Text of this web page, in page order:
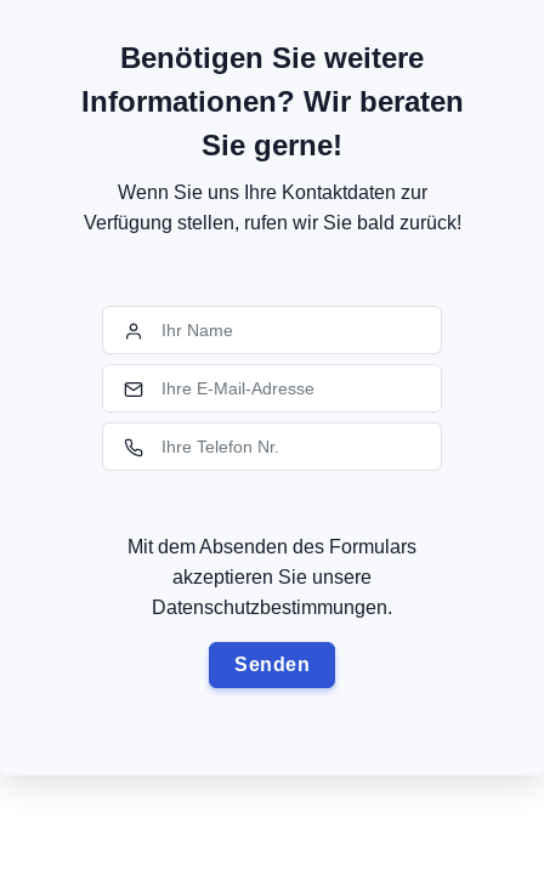
Benötigen Sie weitere
Informationen? Wir beraten
Sie gerne!
Wenn Sie uns Ihre Kontaktdaten zur
Verfügung stellen, rufen wir Sie bald zurück!
Mit dem Absenden des Formulars
akzeptieren Sie unsere
Datenschutzbestimmungen.